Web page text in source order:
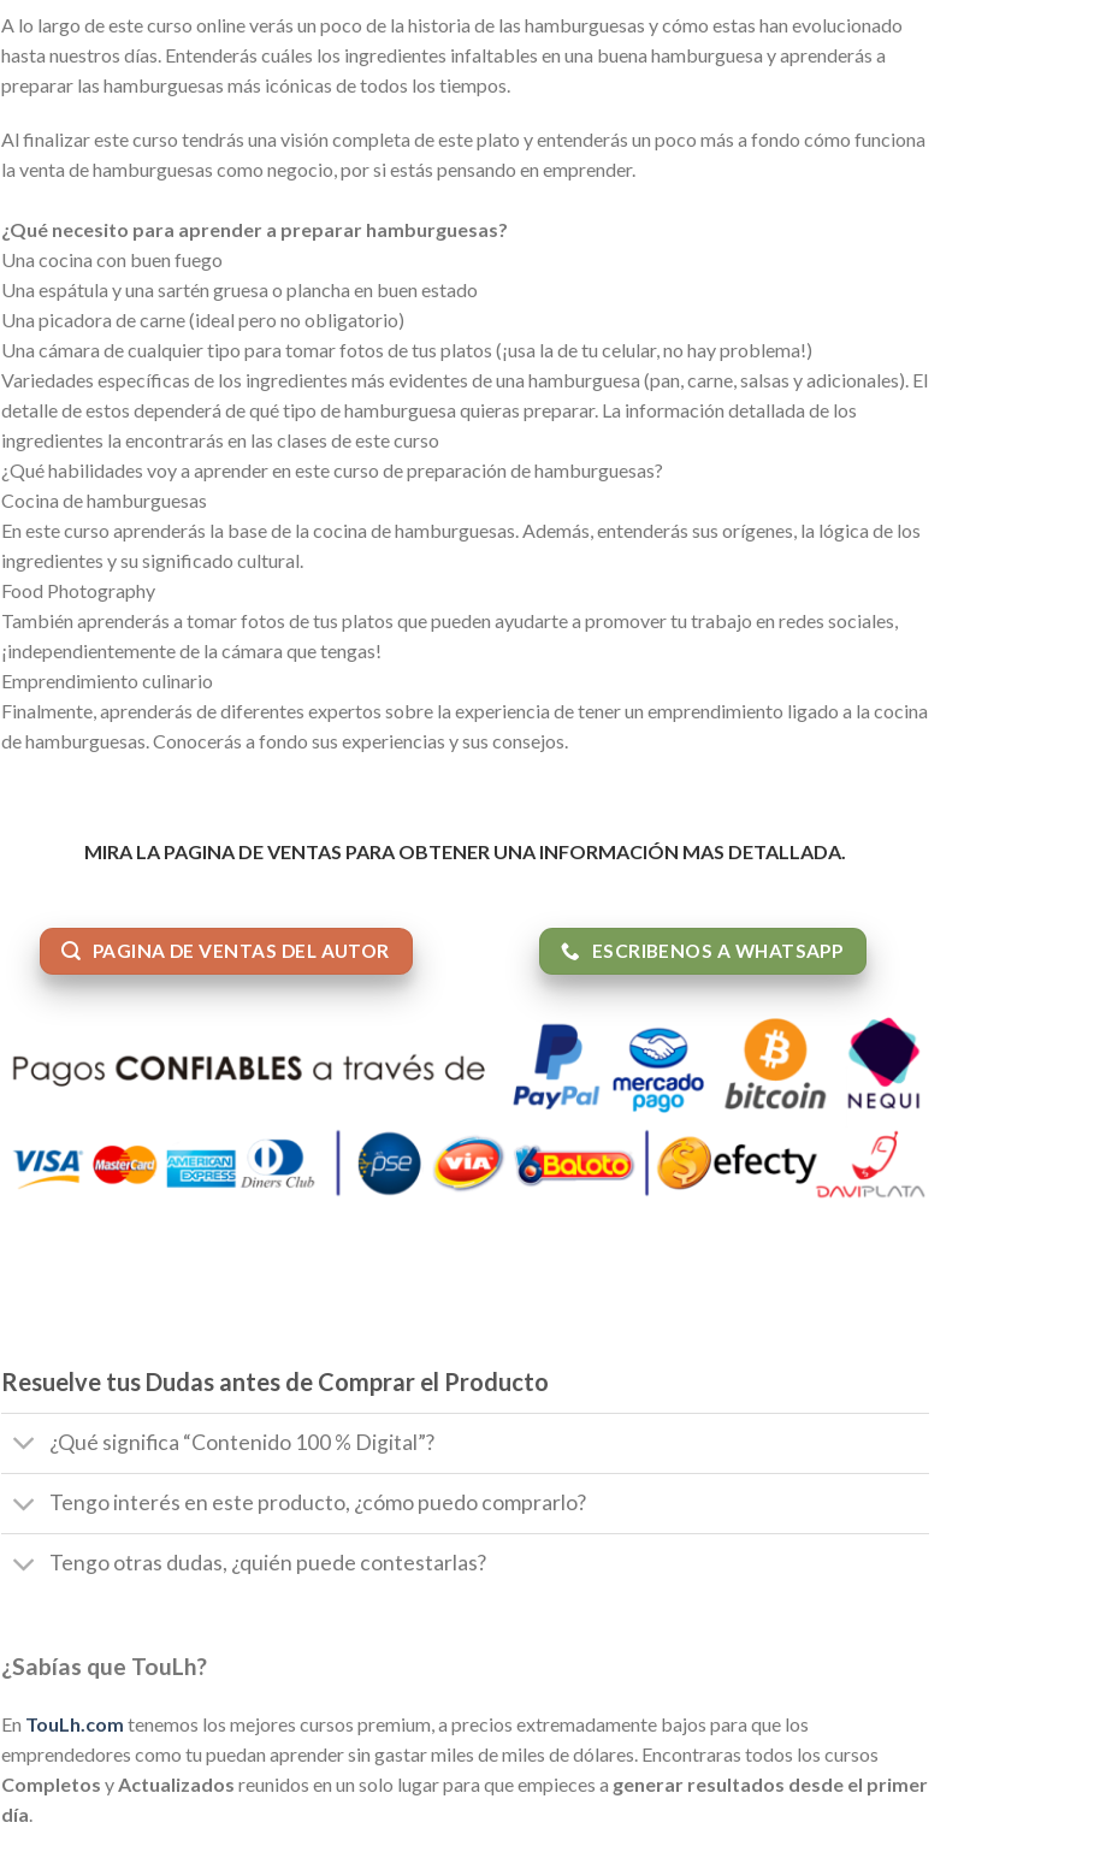
A lo largo de este curso online verás un poco de la historia de las hamburguesas y cómo estas han evolucionado
hasta nuestros días. Entenderás cuáles los ingredientes infaltables en una buena hamburguesa y aprenderás a
preparar las hamburguesas más icónicas de todos los tiempos.
Al finalizar este curso tendrás una visión completa de este plato y entenderás un poco más a fondo cómo funciona
la venta de hamburguesas como negocio, por si estás pensando en emprender.
¿Qué necesito para aprender a preparar hamburguesas?
Una cocina con buen fuego
Una espátula y una sartén gruesa o plancha en buen estado
Una picadora de carne (ideal pero no obligatorio)
Una cámara de cualquier tipo para tomar fotos de tus platos (¡usa la de tu celular, no hay problema!)
Variedades específicas de los ingredientes más evidentes de una hamburguesa (pan, carne, salsas y adicionales). El
detalle de estos dependerá de qué tipo de hamburguesa quieras preparar. La información detallada de los
ingredientes la encontrarás en las clases de este curso
¿Qué habilidades voy a aprender en este curso de preparación de hamburguesas?
Cocina de hamburguesas
En este curso aprenderás la base de la cocina de hamburguesas. Además, entenderás sus orígenes, la lógica de los
ingredientes y su significado cultural.
Food Photography
También aprenderás a tomar fotos de tus platos que pueden ayudarte a promover tu trabajo en redes sociales,
¡independientemente de la cámara que tengas!
Emprendimiento culinario
Finalmente, aprenderás de diferentes expertos sobre la experiencia de tener un emprendimiento ligado a la cocina
de hamburguesas. Conocerás a fondo sus experiencias y sus consejos.
MIRA LA PAGINA DE VENTAS PARA OBTENER UNA INFORMACIÓN MAS DETALLADA.
PAGINA DE VENTAS DEL AUTOR ESCRIBENOS A WHATSAPP
Resuelve tus Dudas antes de Comprar el Producto
¿Qué significa “Contenido 100 % Digital”?
Tengo interés en este producto, ¿cómo puedo comprarlo?
Tengo otras dudas, ¿quién puede contestarlas?
¿Sabías que TouLh?
En TouLh.com tenemos los mejores cursos premium, a precios extremadamente bajos para que los
emprendedores como tu puedan aprender sin gastar miles de miles de dólares. Encontraras todos los cursos
Completos yActualizados reunidos en un solo lugar para que empieces a generar resultados desde el primer
día.